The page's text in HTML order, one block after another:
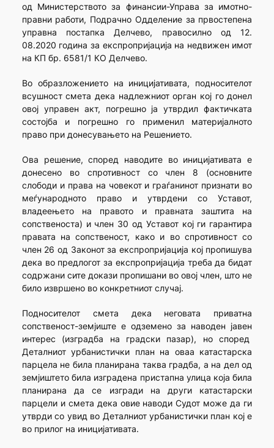
од Министерството за финансии-Управа за имотно-
правни работи, Подрачно Одделение за првостепена
управна постапка Делчево, правосилно од 12.
08.2020 година за експропријација на недвижен имот
на КП бр. 6581/1 КО Делчево.
Во образложението на иницијативата, подносителот
всушност смета дека надлежниот орган кој го донел
овој управен акт, погрешно ја утврдил фактичката
состојба и погрешно го применил материјалното
право при донесувањето на Решението.
Ова решение, според наводите во иницијативата е
донесено во спротивност со член 8 (основните
слободи и права на човекот и граѓанинот признати во
меѓународното право и утврдени со Уставот,
владеењето на правото и правната заштита на
сопственоста) и член 30 од Уставот кој ги гарантира
правата на сопственост, како и во спротивност со
член 26 од Законот за експропријација кој пропишува
дека во предлогот за експропријација треба да бидат
содржани сите докази пропишани во овој член, што не
било извршено во конкретниот случај.
Подносителот смета дека неговата приватна
сопственост-земјиште е одземено за наводен јавен
интерес (изградба на градски пазар), но според
Деталниот урбанистички план на оваа катастарска
парцела не била планирана таква градба, а на дел од
земјиштето била изградена пристапна улица која била
планирана да се изгради на други катастарски
парцели и смета дека овие наводи Судот може да ги
утврди со увид во Деталниот урбанистички план кој е
во прилог на иницијативата.